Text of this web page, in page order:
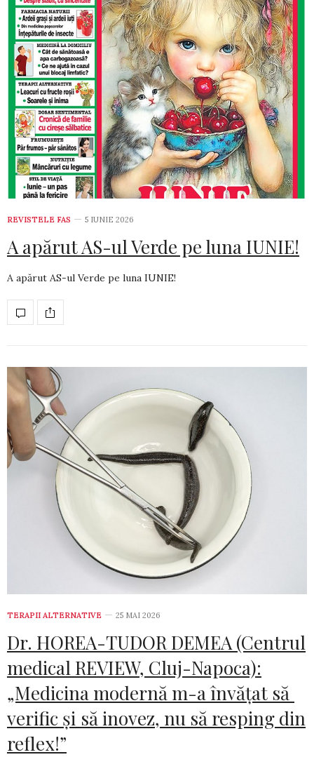
REVISTELE FAS 5 IUNIE 2026
A apărut AS-ul Verde pe luna IUNIE!
A apărut AS-ul Verde pe luna IUNIE!
TERAPII ALTERNATIVE 25 MAI 2026
Dr. HOREA-TUDOR DEMEA (Centrul
medical REVIEW, Cluj-Napoca):
„Medicina modernă m-a învățat să
verific și să inovez, nu să resping din
reflex!”